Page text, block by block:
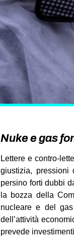
Nuke e gas
Lettere e contro-
giustizia, pressioni
persino forti dubbi
la bozza della
nucleare e del
dell’attività
prevede